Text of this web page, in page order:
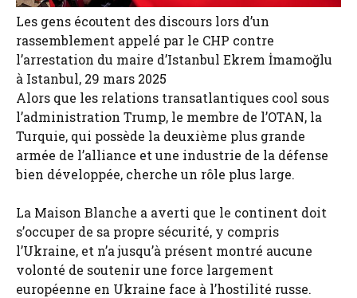
Les gens écoutent des discours lors d’un
rassemblement appelé par le CHP contre
l’arrestation du maire d’Istanbul Ekrem İmamoğlu
à Istanbul, 29 mars 2025
Alors que les relations transatlantiques cool sous
l’administration Trump, le membre de l’OTAN, la
Turquie, qui possède la deuxième plus grande
armée de l’alliance et une industrie de la défense
bien développée, cherche un rôle plus large.
La Maison Blanche a averti que le continent doit
s’occuper de sa propre sécurité, y compris
l’Ukraine, et n’a jusqu’à présent montré aucune
volonté de soutenir une force largement
européenne en Ukraine face à l’hostilité russe.